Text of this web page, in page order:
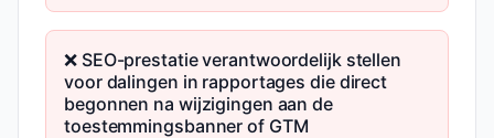
❌ SEO-prestatie verantwoordelijk stellen
voor dalingen in rapportages die direct
begonnen na wijzigingen aan de
toestemmingsbanner of GTM